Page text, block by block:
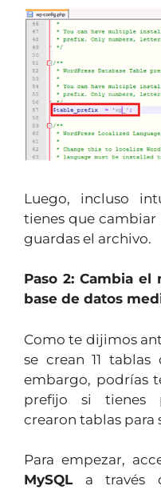
Luego, incluso
tienes que cambiar
guardas el archivo.
Paso 2: Cambia
base de datos
Como te dijimos
se crean 11
embargo, podrías
prefijo si tienes
crearon tablas para
Para empezar,
MySQLa través